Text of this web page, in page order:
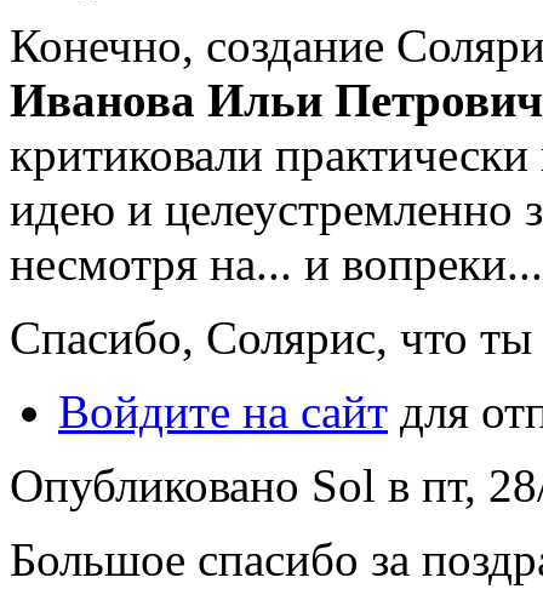
Конечно, создание
Иванова Ильи
критиковали
идею и целеустремленно
несмотря на... и вопреки...
Спасибо, Солярис, что ты
Войдите на сайт для
Опубликовано Sol в пт,
Большое спасибо за